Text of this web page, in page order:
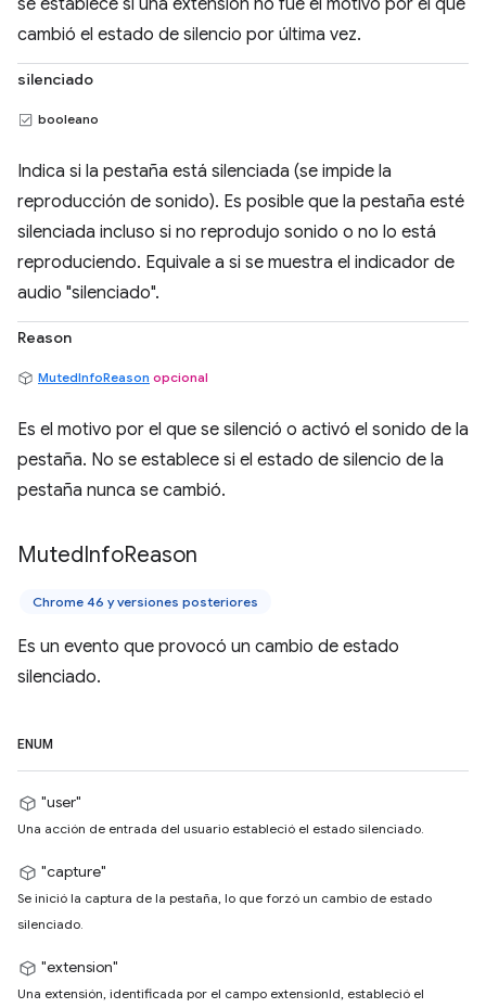
se establece si una extensión no fue el motivo por el que
cambió el estado de silencio por última vez.
silenciado
booleano
Indica si la pestaña está silenciada (se impide la
reproducción de sonido). Es posible que la pestaña esté
silenciada incluso si no reprodujo sonido o no lo está
reproduciendo. Equivale a si se muestra el indicador de
audio "silenciado".
Reason
MutedInfoReason opcional
Es el motivo por el que se silenció o activó el sonido de la
pestaña. No se establece si el estado de silencio de la
pestaña nunca se cambió.
MutedInfoReason
Chrome 46 y versiones posteriores
Es un evento que provocó un cambio de estado
silenciado.
ENUM
"user"
Una acción de entrada del usuario estableció el estado silenciado.
"capture"
Se inició la captura de la pestaña, lo que forzó un cambio de estado
silenciado.
"extension"
Una extensión, identificada por el campo extensionId, estableció el